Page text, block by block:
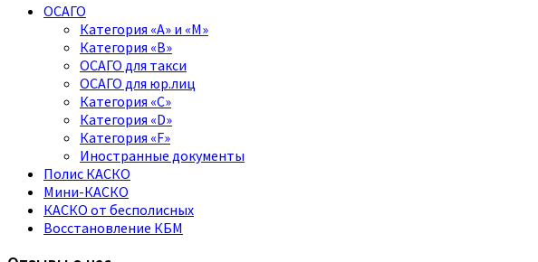
ОСАГО
Категория «A» и «M»
Категория «B»
ОСАГО для такси
ОСАГО для юр.лиц
Категория «C»
Категория «D»
Категория «F»
Иностранные документы
Полис КАСКО
Мини-КАСКО
КАСКО от бесполисных
Восстановление КБМ